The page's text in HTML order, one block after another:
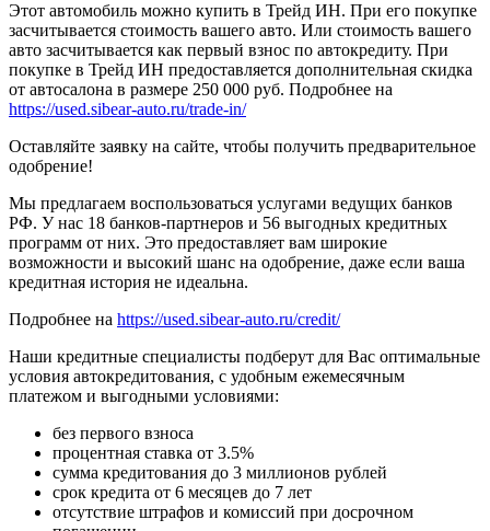
Этот автомобиль можно купить в Трейд ИН. При его покупке
засчитывается стоимость вашего авто. Или стоимость вашего
авто засчитывается как первый взнос по автокредиту. При
покупке в Трейд ИН предоставляется дополнительная скидка
от автосалона в размере 250 000 руб. Подробнее на
https://used.sibear-auto.ru/trade-in/
Оставляйте заявку на сайте, чтобы получить предварительное
одобрение!
Мы предлагаем воспользоваться услугами ведущих банков
РФ. У нас 18 банков-партнеров и 56 выгодных кредитных
программ от них. Это предоставляет вам широкие
возможности и высокий шанс на одобрение, даже если ваша
кредитная история не идеальна.
Подробнее на https://used.sibear-auto.ru/credit/
Наши кредитные специалисты подберут для Вас оптимальные
условия автокредитования, с удобным ежемесячным
платежом и выгодными условиями:
без первого взноса
процентная ставка от 3.5%
сумма кредитования до 3 миллионов рублей
срок кредита от 6 месяцев до 7 лет
отсутствие штрафов и комиссий при досрочном